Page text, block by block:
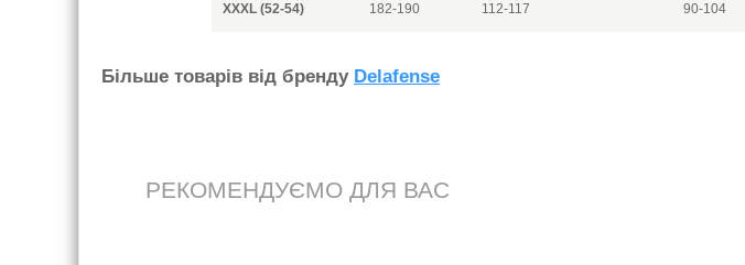
XXXL (52-54) 182-190 112-117 90-104
Бiльше товарiв вiд бренду Delafense
РЕКОМЕНДУЄМО ДЛЯ ВАС